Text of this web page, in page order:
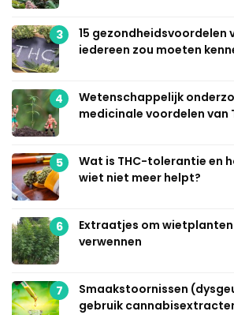
3
15 gezondheidsvoordelen
iedereen zou moeten
4
Wetenschappelijk
medicinale voordelen van
5
Wat is THC-tolerantie en
wiet niet meer helpt?
6
Extraatjes om
verwennen
7
Smaakstoornissen
gebruik